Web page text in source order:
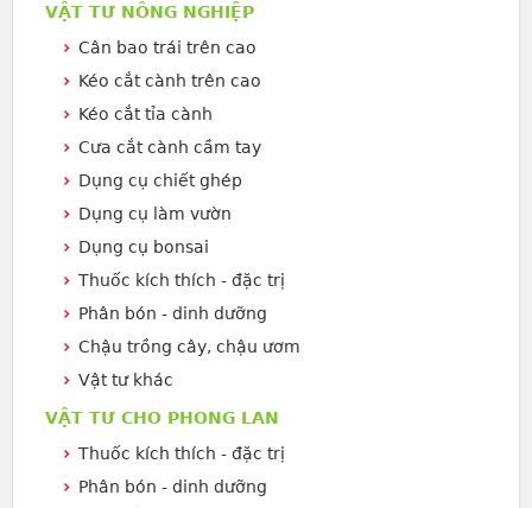
VẬT TƯ NÔNG NGHIỆP
Cân bao trái trên cao
Kéo cắt cành trên cao
Kéo cắt tỉa cành
Cưa cắt cành cầm tay
Dụng cụ chiết ghép
Dụng cụ làm vườn
Dụng cụ bonsai
Thuốc kích thích - đặc trị
Phân bón - dinh dưỡng
Chậu trồng cây, chậu ươm
Vật tư khác
VẬT TƯ CHO PHONG LAN
Thuốc kích thích - đặc trị
Phân bón - dinh dưỡng